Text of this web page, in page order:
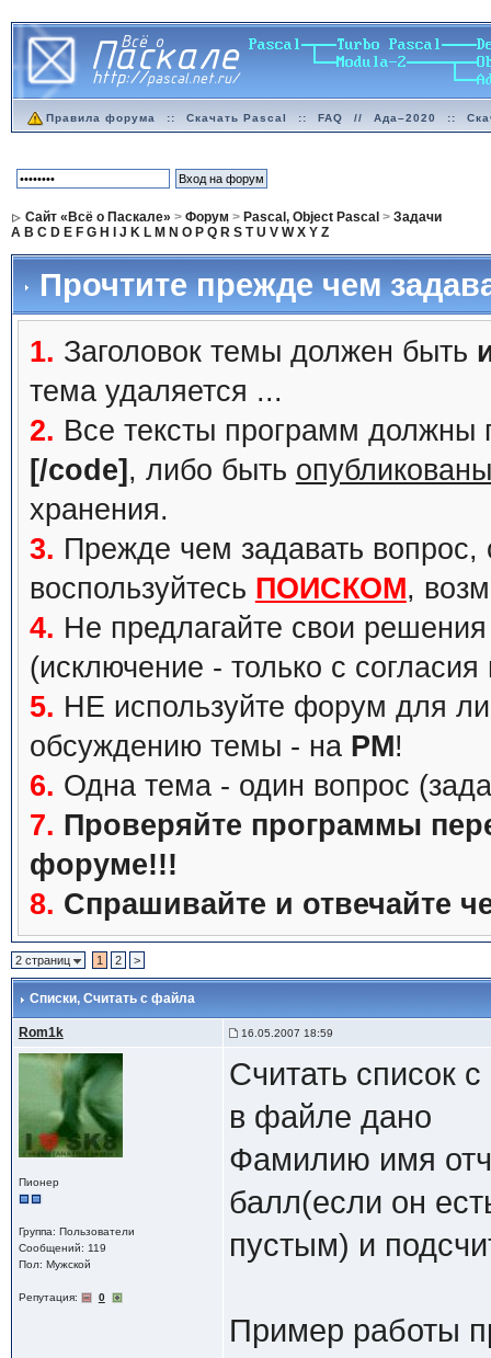
Правила форума :: Скачать Pascal :: FAQ // Ада–2020 ::
Сайт «Всё о Паскале» > Форум > Pascal, Object Pascal > Задачи
A B C D E F G H J K L M N O P Q R S T U V W X Y Z
Прочтите прежде чем
1. Заголовок темы должен быть
тема удаляется ...
2. Все тексты программ должны
[/code] , либо быть
хранения.
3. Прежде чем задавать вопрос,
воспользуйтесь ПОИСКОМ,
4. Не предлагайте свои
(исключение - только с
5. НЕ используйте форум для
обсуждению темы - на PM!
6. Одна тема - один вопрос
7. Проверяйте программы
форуме!!!
8. Спрашивайте и отвечайте
2 страниц 1 2 >
Списки, Считать с файла
Rom1k 16.05.2007 18:59
Пионер
Группа: Пользователи
Сообщений: 119
Пол: Мужской
Репутация: 0
Считать список
в файле дано
Фамилию имя
балл(если он
пустым) и
Пример работы